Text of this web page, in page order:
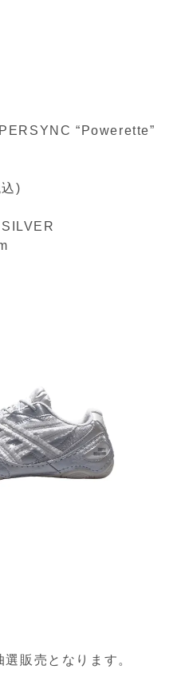
“Powerette”
)
販売となります。